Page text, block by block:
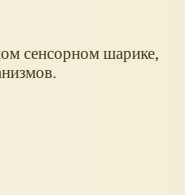
сенсорном шарике,